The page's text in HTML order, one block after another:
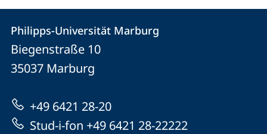
Kontakt
und
Informationen
zur
Website
Kontaktinformationen
Philipps-
Universität
Marburg
Philipps-Universität Marburg
Biegenstraße 10
35037 Marburg
+49 6421 28-20
Stud-i-fon +49 6421 28-22222